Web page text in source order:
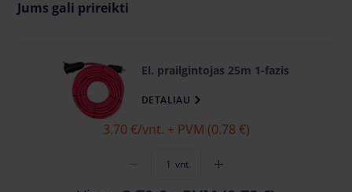
Jums gali prireikti
El. prailgintojas 25m 1-fazis
DETALIAU
3.70 €/vnt. + PVM (0.78 €)
vnt.